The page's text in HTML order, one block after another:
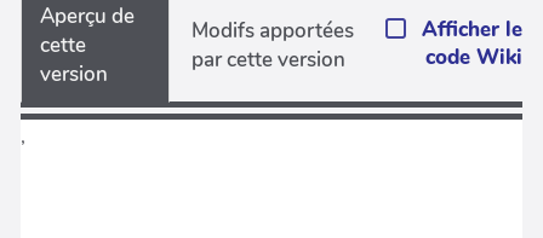
Aperçu de
cette
version
Modifs apportées
par cette version
Afficher le
code Wiki